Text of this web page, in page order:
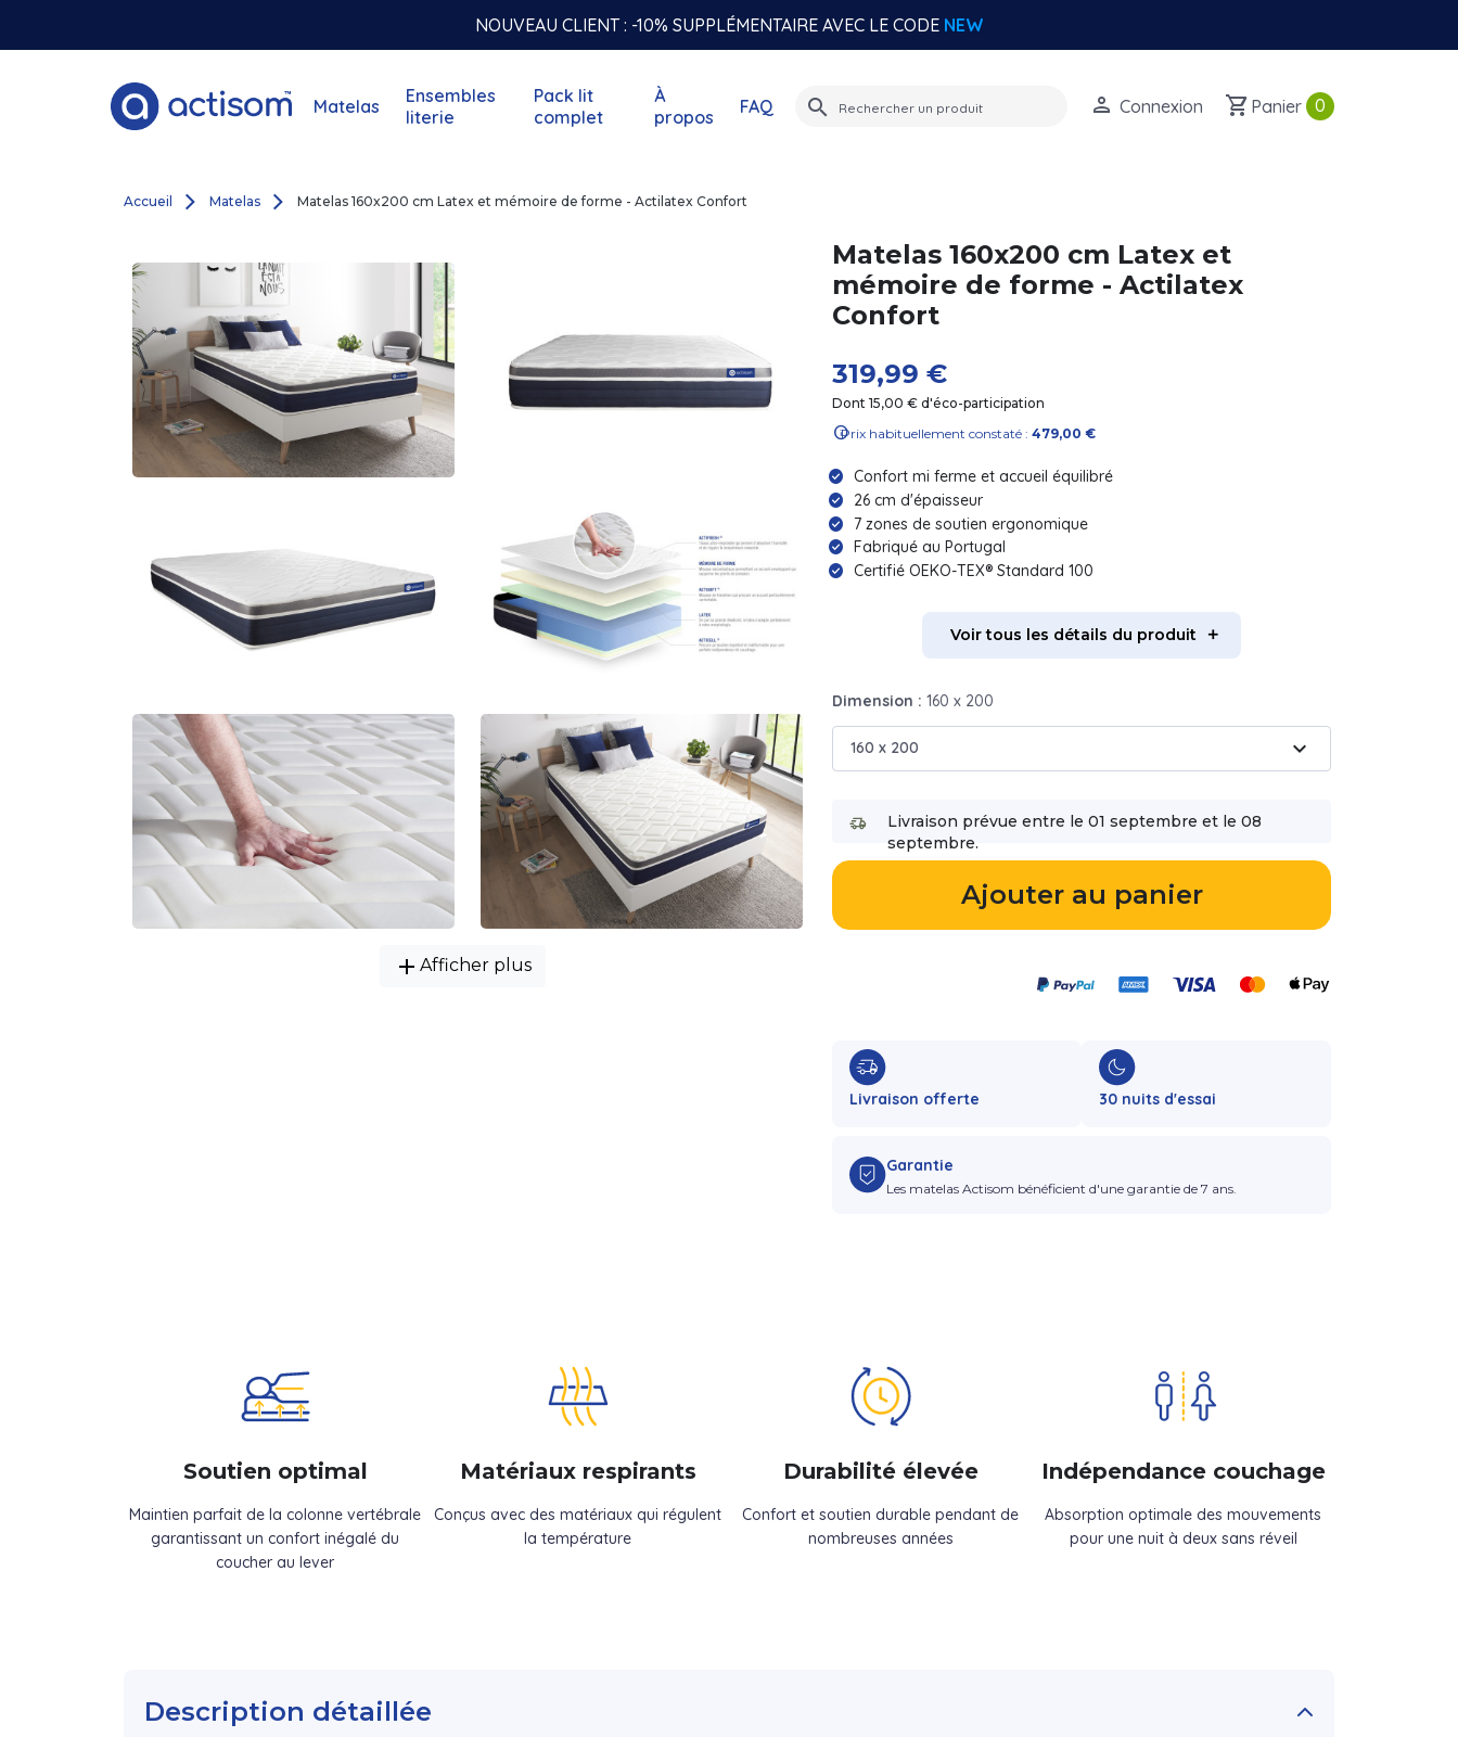
NOUVEAU CLIENT : -10% SUPPLÉMENTAIRE AVEC LE CODE NEW
Matelas
Ensembles
literie
Pack lit
complet
À
propos
FAQ search perm_identity Connexion shopping_cart Panier 0
Accueil Matelas Matelas 160x200 cm Latex et mémoire de forme - Actilatex Confort
add Afficher plus
Matelas 160x200 cm Latex et
mémoire de forme - Actilatex
Confort
319,99 €
Dont 15,00 € d'éco-participation
infoPrix habituellement constaté : 479,00 €
Confort mi ferme et accueil équilibré
26 cm d'épaisseur
7 zones de soutien ergonomique
Fabriqué au Portugal
Certifié OEKO-TEX® Standard 100
Voir tous les détails du produit
Dimension : 160 x 200
160 x 200 expand_more
Livraison prévue entre le 01 septembre et le 08
septembre.
Ajouter au panier
Livraison offerte 30 nuits d'essai
Garantie
Les matelas Actisom bénéficient d'une garantie de 7 ans.
Soutien optimal
Maintien parfait de la colonne vertébrale
garantissant un confort inégalé du
coucher au lever
Matériaux respirants
Conçus avec des matériaux qui régulent
la température
Durabilité élevée
Confort et soutien durable pendant de
nombreuses années
Indépendance couchage
Absorption optimale des mouvements
pour une nuit à deux sans réveil
Description détaillée